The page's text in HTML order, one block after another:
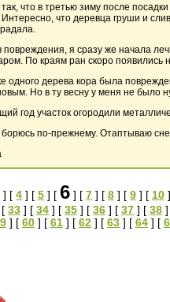
что в третью зиму после
что деревца груши и
я сразу же начала
По краям ран скоро появились
одного дерева кора была
Но в ту весну у меня не было
год участок огородили
по-прежнему. Отаптываю
] [ 4 ] [ 5 ] [ 6 ] [ 7 ] [ 8 ] [ 9 ] [ 10
33 ] [ 34 ] [ 35 ] [ 36 ] [ 37 ] [ 38
] [ 60 ] [ 61 ] [ 62 ] [ 63 ] [ 64 ] [